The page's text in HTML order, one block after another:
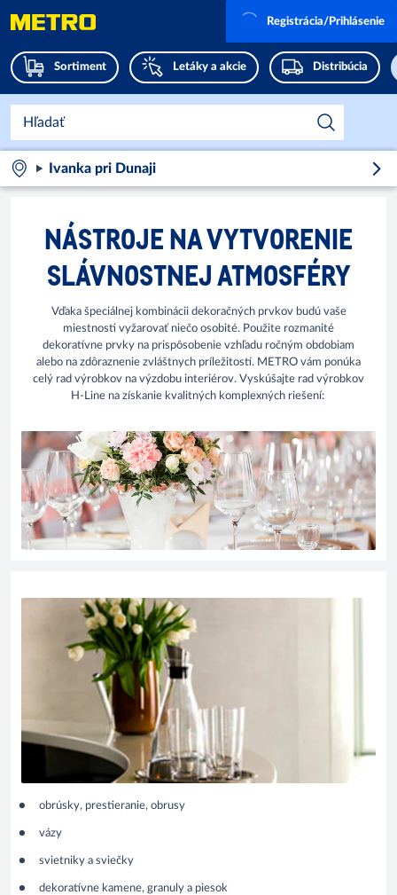
Sortiment Letáky a akcie Distribúcia
Registrácia/Prihlásenie
Ivanka pri Dunaji
NÁSTROJE NA VYTVORENIE
SLÁVNOSTNEJ ATMOSFÉRY
Vďaka špeciálnej kombinácii dekoračných prvkov budú vaše
miestnosti vyžarovať niečo osobité. Použite rozmanité
dekoratívne prvky na prispôsobenie vzhľadu ročným obdobiam
alebo na zdôraznenie zvláštnych príležitostí. METRO vám ponúka
celý rad výrobkov na výzdobu interiérov. Vyskúšajte rad výrobkov
H-Line na získanie kvalitných komplexných riešení:
obrúsky, prestieranie, obrusy
vázy
svietniky a sviečky
dekoratívne kamene, granuly a piesok